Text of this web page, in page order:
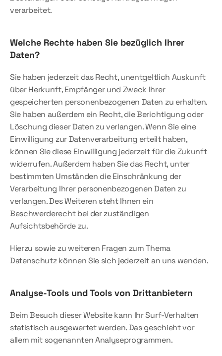
verarbeitet.
Welche Rechte haben Sie bezüglich Ihrer
Daten?
Sie haben jederzeit das Recht, unentgeltlich Auskunft
über Herkunft, Empfänger und Zweck Ihrer
gespeicherten personenbezogenen Daten zu erhalten.
Sie haben außerdem ein Recht, die Berichtigung oder
Löschung dieser Daten zu verlangen. Wenn Sie eine
Einwilligung zur Datenverarbeitung erteilt haben,
können Sie diese Einwilligung jederzeit für die Zukunft
widerrufen. Außerdem haben Sie das Recht, unter
bestimmten Umständen die Einschränkung der
Verarbeitung Ihrer personenbezogenen Daten zu
verlangen. Des Weiteren steht Ihnen ein
Beschwerderecht bei der zuständigen
Aufsichtsbehörde zu.
Hierzu sowie zu weiteren Fragen zum Thema
Datenschutz können Sie sich jederzeit an uns wenden.
Analyse-Tools und Tools von Dritt­anbietern
Beim Besuch dieser Website kann Ihr Surf-Verhalten
statistisch ausgewertet werden. Das geschieht vor
allem mit sogenannten Analyseprogrammen.